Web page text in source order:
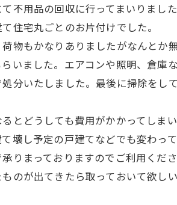
不用品の回収に行ってまいりました
住宅丸ごとのお片付けでした。
物もかなりありましたがなんとか
いました。エアコンや照明、倉庫
分いたしました。最後に掃除をして
とどうしても費用がかかってしま
壊し予定の戸建てなどでも変わっ
りまっておりますのでご利用くださ
のが出てきたら取っておいて欲し